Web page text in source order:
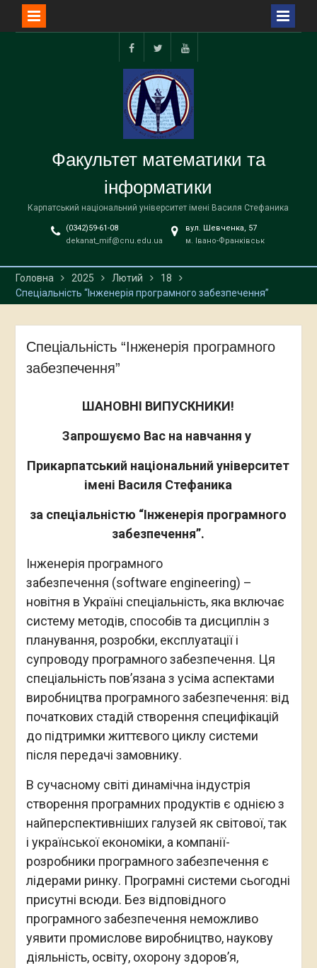
facebooktwitter youtube
Факультет математики та
інформатики
Карпатський національний університет імені Василя Стефаника
(0342)59-61-08
dekanat_mif@cnu.edu.ua
вул. Шевченка, 57
м. Івано-Франківськ
Головна 2025 Лютий
18
Спеціальність “Інженерія програмного забезпечення”
Спеціальність “Інженерія програмного
забезпечення”
ШАНОВНІ ВИПУСКНИКИ!
Запрошуємо Вас на навчання у
Прикарпатський національний університет
імені Василя Стефаника
за спеціальністю “Інженерія програмного
забезпечення”.
Інженерія програмного
забезпечення (software engineering) –
новітня в Україні спеціальність, яка включає
систему методів, способів та дисциплін з
планування, розробки, експлуатації і
супроводу програмного забезпечення. Ця
спеціальність пов’язана з усіма аспектами
виробництва програмного забезпечення: від
початкових стадій створення специфікацій
до підтримки життєвого циклу системи
після передачі замовнику.
В сучасному світі динамічна індустрія
створення програмних продуктів є однією з
найперспективніших галузей як світової, так
і української економіки, а компанії-
розробники програмного забезпечення є
лідерами ринку. Програмні системи сьогодні
присутні всюди. Без відповідного
програмного забезпечення неможливо
уявити промислове виробництво, наукову
діяльність, освіту, охорону здоров’я,